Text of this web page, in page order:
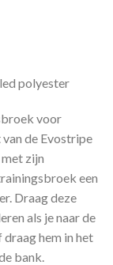
polyester
voor
de Evostripe
zijn
een
Draag deze
als je naar de
hem in het
bank.